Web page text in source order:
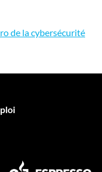
de la cybersécurité